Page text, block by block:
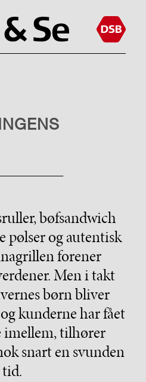
bøfsandwich
pølser og autentisk
forener
Men i takt
børn bliver
kunderne har fået
imellem, tilhører
snart en svunden
tid.